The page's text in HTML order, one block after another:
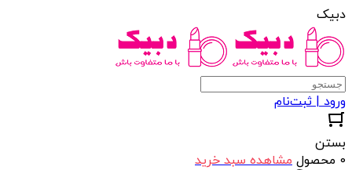
دبیک
ورود | ثبت‌نام
بستن
0 محصول
مشاهده سبد خرید